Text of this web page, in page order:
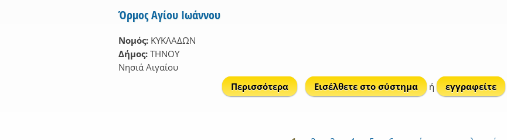
Όρμος Αγίου Ιωάννου
Νομός: ΚΥΚΛΑΔΩΝ
Δήμος: ΤΗΝΟΥ
Νησιά Αιγαίου
Περισσότεραγια Όρμος Αγίου Ιωάννου
Εισέλθετε στο σύστημα ή εγγραφείτε